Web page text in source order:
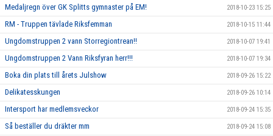
Medaljregn över GK Splitts gymnaster på EM! 2018-10-23 15:25
RM - Truppen tävlade Riksfemman 2018-10-15 11:44
Ungdomstruppen 2 vann Storregiontrean!! 2018-10-07 19:41
Ungdomstruppen 2 Vann Riksfyran herr!!! 2018-10-07 19:34
Boka din plats till årets Julshow 2018-09-26 15:22
Delikatesskungen 2018-09-26 10:14
Intersport har medlemsveckor 2018-09-24 15:35
Så beställer du dräkter mm 2018-09-24 15:08